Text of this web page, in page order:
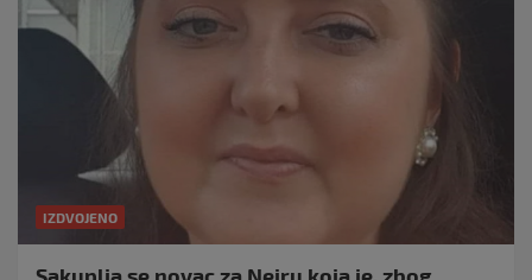
IZDVOJENO